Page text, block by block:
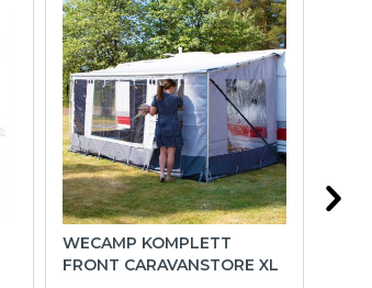
WECAMP KOMPLETT
FRONT CARAVANSTORE XL